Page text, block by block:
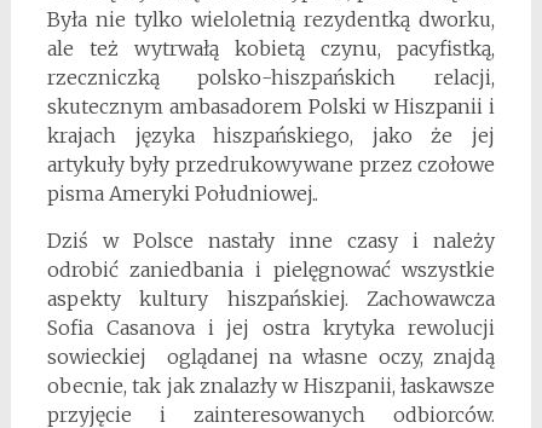
Była nie tylko wieloletnią rezydentką dworku,
ale też wytrwałą kobietą czynu, pacyfistką,
rzeczniczką polsko-hiszpańskich relacji,
skutecznym ambasadorem Polski w Hiszpanii i
krajach języka hiszpańskiego, jako że jej
artykuły były przedrukowywane przez czołowe
pisma Ameryki Południowej..
Dziś w Polsce nastały inne czasy i należy
odrobić zaniedbania i pielęgnować wszystkie
aspekty kultury hiszpańskiej. Zachowawcza
Sofia Casanova i jej ostra krytyka rewolucji
sowieckiej oglądanej na własne oczy, znajdą
obecnie, tak jak znalazły w Hiszpanii, łaskawsze
przyjęcie i zainteresowanych odbiorców.